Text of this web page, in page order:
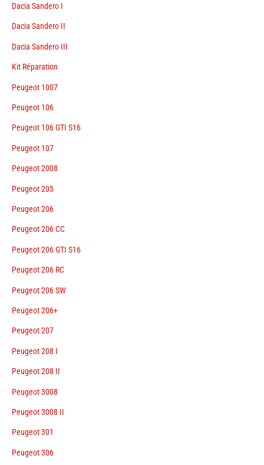
Dacia Sandero I
Dacia Sandero II
Dacia Sandero III
Kit Réparation
Peugeot 1007
Peugeot 106
Peugeot 106 GTI S16
Peugeot 107
Peugeot 2008
Peugeot 205
Peugeot 206
Peugeot 206 CC
Peugeot 206 GTI S16
Peugeot 206 RC
Peugeot 206 SW
Peugeot 206+
Peugeot 207
Peugeot 208 I
Peugeot 208 II
Peugeot 3008
Peugeot 3008 II
Peugeot 301
Peugeot 306